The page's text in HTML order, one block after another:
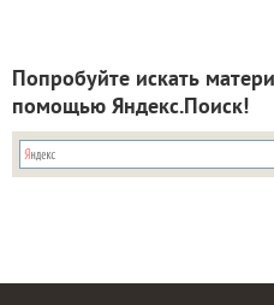
Попробуйте искать
помощью Яндекс.Поиск!